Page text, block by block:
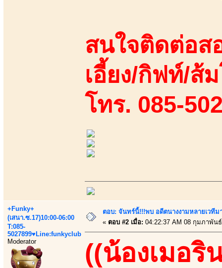
สนใจติดต่อส
เอี้ยง/กิฟท์/ส้
โทร. 085-
+Funky+
(เสนา.ซ.17)10:00-06:00
T:085-
5027899♥Line:funkyclub
Moderator
ตอบ: จันทร์นี้!!!พบ อดีตนางงามหลายเวที
« ตอบ #2 เมื่อ: 04:22:37 AM 08 กุมภาพัน
((น้องเมอริ